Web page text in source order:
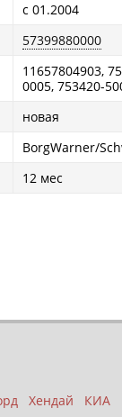
с 01.2004
57399880000
11657804903,
0005, 753420-
новая
BorgWarner/
12 мес
Хендай
КИА